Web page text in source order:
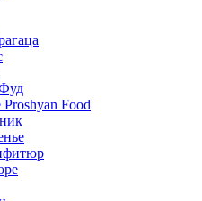
Proshyan Food